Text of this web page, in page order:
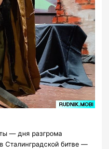
— дня разгрома
Сталинградской битве —